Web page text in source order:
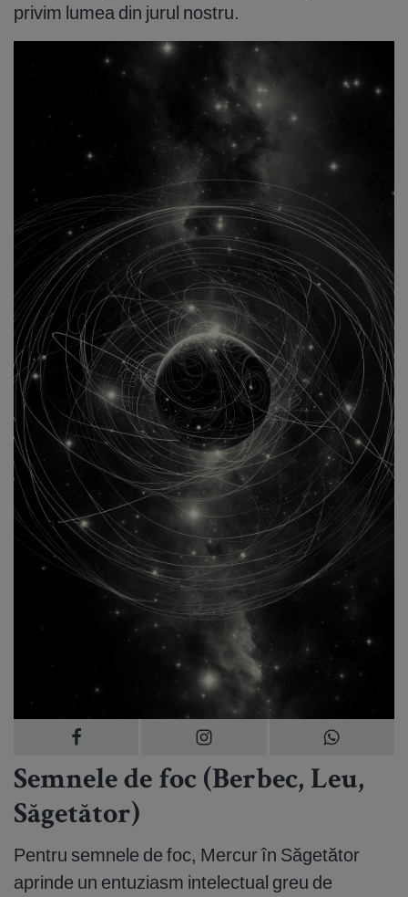
privim lumea din jurul nostru.
Semnele de foc (Berbec, Leu,
Săgetător)
Pentru semnele de foc, Mercur în Săgetător
aprinde un entuziasm intelectual greu de